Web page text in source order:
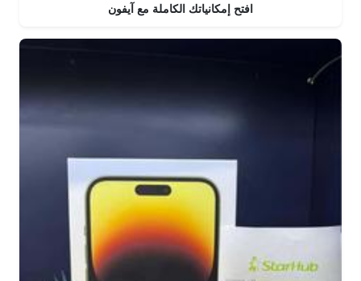
افتح إمكانياتك الكاملة مع آيفون